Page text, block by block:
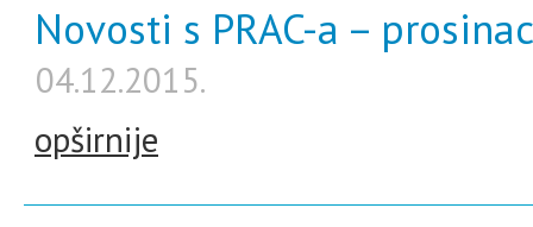
Novosti s PRAC-a –
04.12.2015.
opširnije